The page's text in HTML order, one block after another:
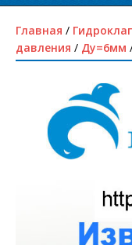
Главная /
давления / Ду=6мм